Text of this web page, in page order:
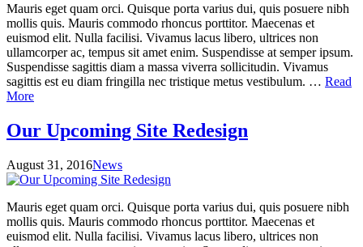
Mauris eget quam orci. Quisque porta varius dui, quis posuere nibh
mollis quis. Mauris commodo rhoncus porttitor. Maecenas et
euismod elit. Nulla facilisi. Vivamus lacus libero, ultrices non
ullamcorper ac, tempus sit amet enim. Suspendisse at semper ipsum.
Suspendisse sagittis diam a massa viverra sollicitudin. Vivamus
sagittis est eu diam fringilla nec tristique metus vestibulum. … Read
More
Our Upcoming Site Redesign
August 31, 2016News
Mauris eget quam orci. Quisque porta varius dui, quis posuere nibh
mollis quis. Mauris commodo rhoncus porttitor. Maecenas et
euismod elit. Nulla facilisi. Vivamus lacus libero, ultrices non